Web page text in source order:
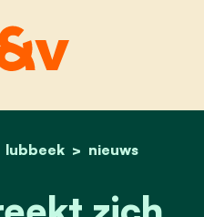
home
lubbeek nieuws
cd&v spreekt zich uit